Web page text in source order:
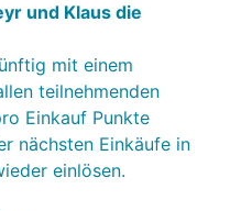
und Klaus die
mit einem
teilnehmenden
Einkauf Punkte
nächsten Einkäufe in
einlösen.